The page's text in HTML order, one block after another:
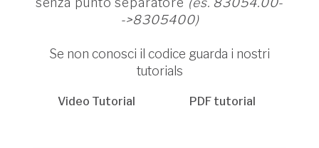
->8305400)
Se non conosci il codice guarda i nostri
tutorials
Video Tutorial PDF tutorial